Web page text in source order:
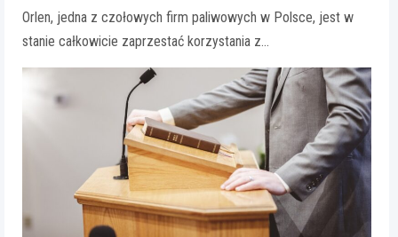
Orlen, jedna z czołowych firm paliwowych w Polsce, jest w
stanie całkowicie zaprzestać korzystania z…